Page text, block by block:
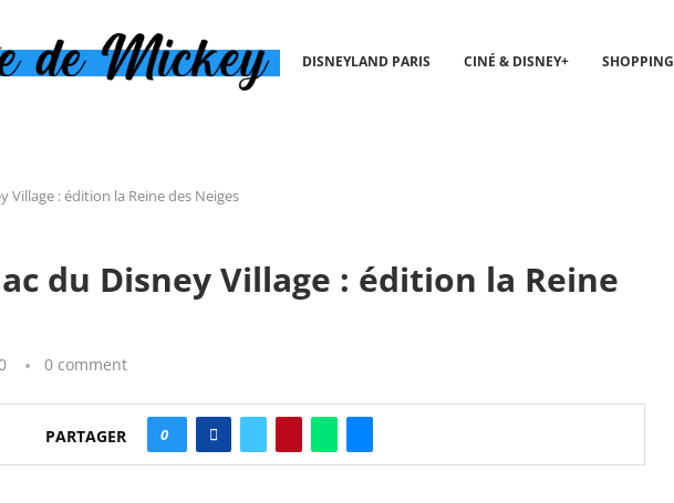
DISNEYLAND PARIS CINÉ & DISNEY+ SHOPPING
Village : édition la Reine des Neiges
du Disney Village : édition la Reine
0 comment
PARTAGER 0